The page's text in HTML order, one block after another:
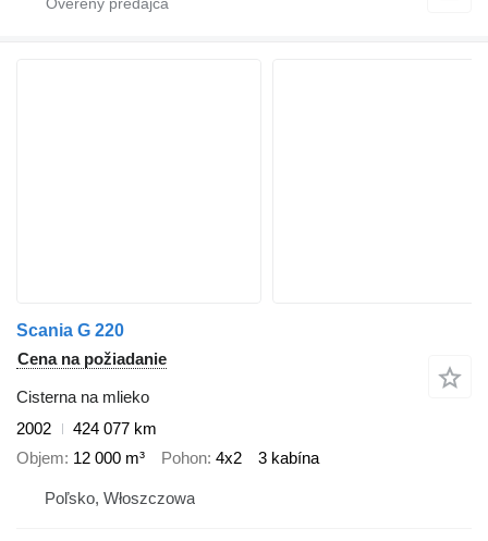
Scania G 220
Cena na požiadanie
Cisterna na mlieko
2002
424 077 km
Objem 12 000 m³ Pohon 4x2 3 kabína
Poľsko, Włoszczowa